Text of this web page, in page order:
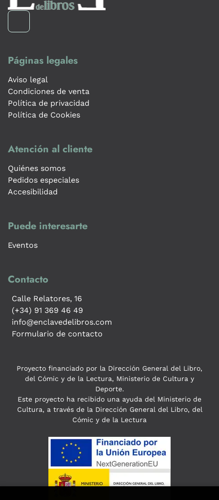
Páginas legales
Aviso legal
Condiciones de venta
Política de privacidad
Política de Cookies
Atención al cliente
Quiénes somos
Pedidos especiales
Accesibilidad
Puede interesarte
Eventos
Contacto
Calle Relatores, 16
(+34) 91 369 46 49
info@enclavedelibros.com
Formulario de contacto
Proyecto financiado por la Dirección General del Libro,
del Cómic y de la Lectura, Ministerio de Cultura y
Deporte.
Este proyecto ha recibido una ayuda del Ministerio de
Cultura, a través de la Dirección General del Libro, del
Cómic y de la Lectura